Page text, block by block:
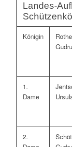
Landes-
Königin
1.
Dame
2.